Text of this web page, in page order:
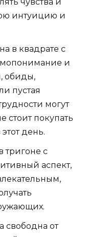
интуицию и
в квадрате с
и
обиды,
пустая
могут
стоит покупать
день.
тригоне с
аспект,
свободна от